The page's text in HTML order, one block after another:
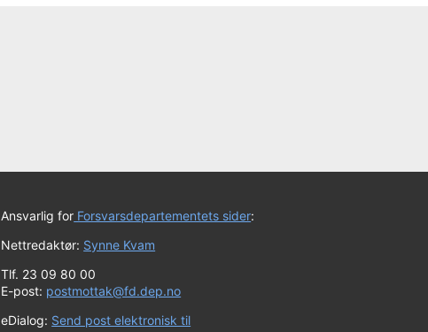
Ansvarlig for Forsvarsdepartementets sider:
Nettredaktør: Synne Kvam
Tlf. 23 09 80 00
E-post: postmottak@fd.dep.no
eDialog: Send post elektronisk til